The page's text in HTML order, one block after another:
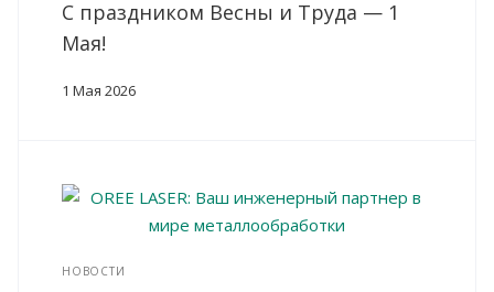
С праздником Весны и Труда — 1
Мая!
1 Мая 2026
НОВОСТИ